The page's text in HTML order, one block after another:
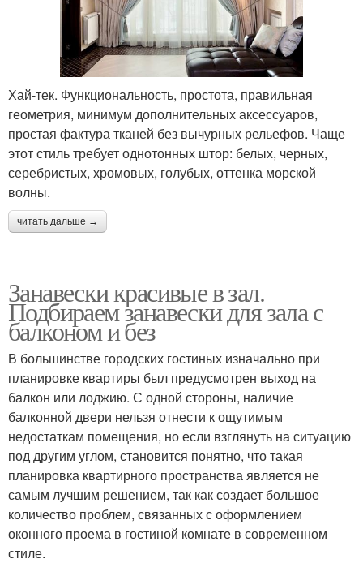
Хай-тек. Функциональность, простота, правильная
геометрия, минимум дополнительных аксессуаров,
простая фактура тканей без вычурных рельефов. Чаще
этот стиль требует однотонных штор: белых, черных,
серебристых, хромовых, голубых, оттенка морской
волны.
читать дальше →
Занавески красивые в зал.
Подбираем занавески для зала с
балконом и без
В большинстве городских гостиных изначально при
планировке квартиры был предусмотрен выход на
балкон или лоджию. С одной стороны, наличие
балконной двери нельзя отнести к ощутимым
недостаткам помещения, но если взглянуть на ситуацию
под другим углом, становится понятно, что такая
планировка квартирного пространства является не
самым лучшим решением, так как создает большое
количество проблем, связанных с оформлением
оконного проема в гостиной комнате в современном
стиле.